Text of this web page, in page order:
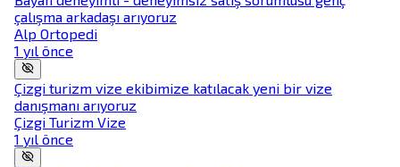
çalışma arkadaşı arıyoruz
Alp Ortopedi
1 yıl önce
Çizgi turizm vize ekibimize katılacak yeni bir vize
danışmanı arıyoruz
Çizgi Turizm Vize
1 yıl önce